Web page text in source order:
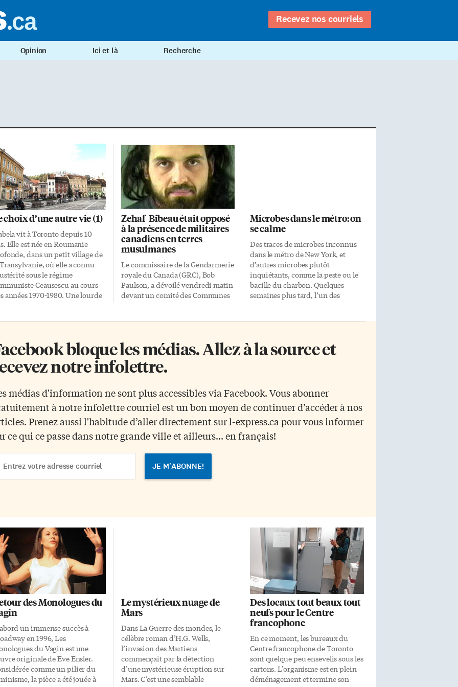
Recevez nos courriels
Opinion Ici et là Recherche
choix d’une autre vie (1)
vit à Toronto depuis 10
Elle est née en Roumanie
dans un petit village de
où elle a connu
sous le régime
Ceausescu au cours
années 1970-1980. Une lourde
régulièrement, étaient
pleins qu’ils roulaient
portes ouvertes. Les Roumains
droits de citoyens à
à l’expression et au
Sous le règne
Ceausescu, on exigeait
nombreuses autorisations […]
Zehaf-Bibeau était opposé
à la présence de militaires
canadiens en terres
musulmanes
Le commissaire de la Gendarmerie
royale du Canada (GRC), Bob
Paulson, a dévoilé vendredi matin
devant un comité des Communes
police fédérale se base sur la bande
vidéo pour imputer au tireur des
motifs d’ordre «idéologiques et
verbal de Zehaf-Bibeau est rapide
on y entend qu’il compte agir en
réponse à la présence de soldats
occidentaux en
Afghanistan, notamment. La GRC
a décidé d’amputer 18 secondes la
Microbes dans le métro: on
se calme
Des traces de microbes inconnus
dans le métro de New York, et
d’autres microbes plutôt
inquiétants, comme la peste ou le
bacille du charbon. Quelques
semaines plus tard, l’un des
pas tous les jours qu’un
microbiologiste a l’occasion de
couleur sur la distribution
géographique de micro-
organismes. Par contre, regrette à
présent Christopher Mason, il
aurait fallu expliquer un peu plus
clairement qu’il y a une différence
bloque les médias. Allez à la source et
notre infolettre.
médias d'information ne sont plus accessibles via Facebook. Vous abonner
à notre infolettre courriel est un bon moyen de continuer d’accéder à nos
Prenez aussi l'habitude d’aller directement sur l-express.ca pour vous informer
ce qui ce passe dans notre grande ville et ailleurs... en français!
des Monologues du
un immense succès à
en 1996, Les
du Vagin est une
originale de Eve Ensler.
comme un pilier du
la pièce a été jouée à
Le mystérieux nuage de
Mars
Dans La Guerre des mondes, le
célèbre roman d’H.G. Wells,
l’invasion des Martiens
commençait par la détection
d’une mystérieuse éruption sur
Mars. C’est une semblable
Des locaux tout beaux tout
neufs pour le Centre
francophone
En ce moment, les bureaux du
Centre francophone de Toronto
sont quelque peu ensevelis sous les
cartons. L’organisme est en plein
déménagement et termine son